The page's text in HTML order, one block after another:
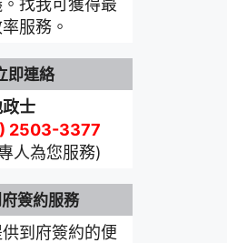
找我可獲得最
服務。
即連絡
士
2503-3377
人為您服務)
簽約服務
到府簽約的便